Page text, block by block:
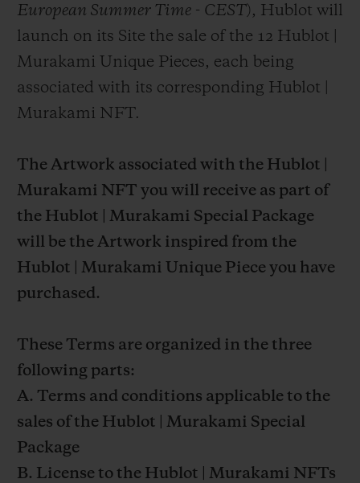
European Summer Time - CEST ), Hublot will
launch on its Site the sale of the 12 Hublot |
Murakami Unique Pieces, each being
associated with its corresponding Hublot |
Murakami NFT.
The Artwork associated with the Hublot |
Murakami NFT you will receive as part of
the Hublot | Murakami Special Package
will be the Artwork inspired from the
Hublot | Murakami Unique Piece you have
purchased.
These Terms are organized in the three
following parts:
A. Terms and conditions applicable to the
sales of the Hublot | Murakami Special
Package
B. License to the Hublot | Murakami NFTs